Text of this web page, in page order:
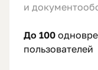
и
До 100
пользователей